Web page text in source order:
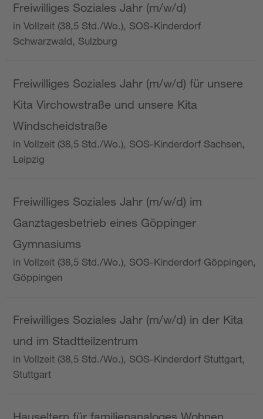
Freiwilliges Soziales Jahr (m/w/d)
in Vollzeit (38,5 Std./Wo.), SOS-Kinderdorf
Schwarzwald, Sulzburg
Freiwilliges Soziales Jahr (m/w/d) für unsere
Kita Virchowstraße und unsere Kita
Windscheidstraße
in Vollzeit (38,5 Std./Wo.), SOS-Kinderdorf Sachsen,
Leipzig
Freiwilliges Soziales Jahr (m/w/d) im
Ganztagesbetrieb eines Göppinger
Gymnasiums
in Vollzeit (38,5 Std./Wo.), SOS-Kinderdorf Göppingen,
Göppingen
Freiwilliges Soziales Jahr (m/w/d) in der Kita
und im Stadtteilzentrum
in Vollzeit (38,5 Std./Wo.), SOS-Kinderdorf Stuttgart,
Stuttgart